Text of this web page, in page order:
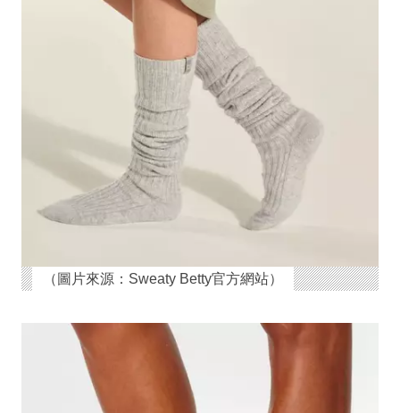
（圖片來源：Sweaty Betty官方網站）